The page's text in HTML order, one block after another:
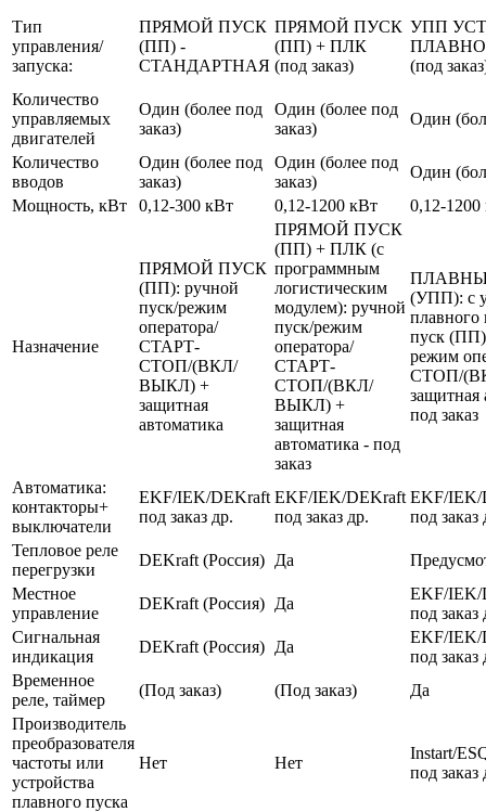
Тип
управления/
запуска:
ПРЯМОЙ ПУСК
(ПП) -
СТАНДАРТНАЯ
ПРЯМОЙ ПУСК
(ПП) + ПЛК
(под заказ)
УПП
(под
Количество
управляемых
двигателей
Один (более под
заказ)
Один (более под
заказ)
Один
Количество
вводов
Один (более под
заказ)
Один (более под
заказ)
Один
Мощность, кВт
0,12-300 кВт 0,12-1200 кВт 0,12-1200
Назначение
ПРЯМОЙ ПУСК
(ПП): ручной
пуск/режим
оператора/
СТАРТ-
СТОП/(ВКЛ/
ВЫКЛ) +
защитная
автоматика
ПРЯМОЙ ПУСК
(ПП) + ПЛК (с
программным
логистическим
модулем): ручной
пуск/режим
оператора/
СТАРТ-
СТОП/(ВКЛ/
ВЫКЛ) +
защитная
автоматика - под
заказ
(УПП): с
плавного
пуск
режим
СТОП/
защитная
под заказ
Автоматика:
контакторы+
выключатели
EKF/IEK/DEKraft
под заказ др.
EKF/IEK/DEKraft
под заказ др.
EKF/IEK/
под заказ
Тепловое реле
перегрузки
DEKraft (Россия) Да
Местное
управление
DEKraft (Россия) Да
EKF/IEK/
под заказ
Сигнальная
индикация
DEKraft (Россия) Да
EKF/IEK/
под заказ
Временное
реле, таймер
(Под заказ) (Под заказ)
Да
Производитель
преобразователя
частоты или
устройства
плавного пуска
Нет Нет
Instart/
под заказ